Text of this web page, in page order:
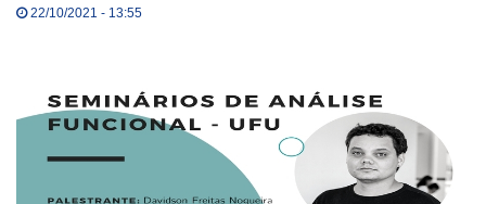
22/10/2021 - 13:55